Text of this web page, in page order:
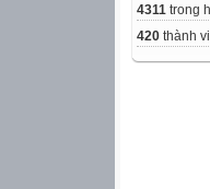
4311 trong
420 thành